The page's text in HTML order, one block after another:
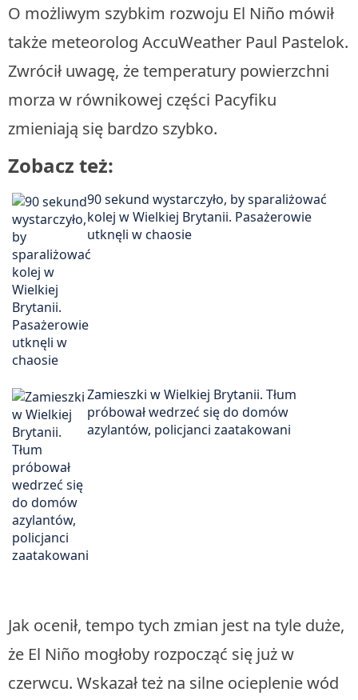
O możliwym szybkim rozwoju El Niño mówił
także meteorolog AccuWeather Paul Pastelok.
Zwrócił uwagę, że temperatury powierzchni
morza w równikowej części Pacyfiku
zmieniają się bardzo szybko.
Zobacz też:
90 sekund wystarczyło, by sparaliżować
kolej w Wielkiej Brytanii. Pasażerowie
utknęli w chaosie
Zamieszki w Wielkiej Brytanii. Tłum
próbował wedrzeć się do domów
azylantów, policjanci zaatakowani
Jak ocenił, tempo tych zmian jest na tyle duże,
że El Niño mogłoby rozpocząć się już w
czerwcu. Wskazał też na silne ocieplenie wód